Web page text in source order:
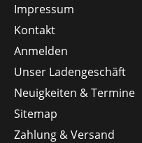
Impressum
Kontakt
Anmelden
Unser Ladengeschäft
Neuigkeiten & Termine
Sitemap
Zahlung & Versand